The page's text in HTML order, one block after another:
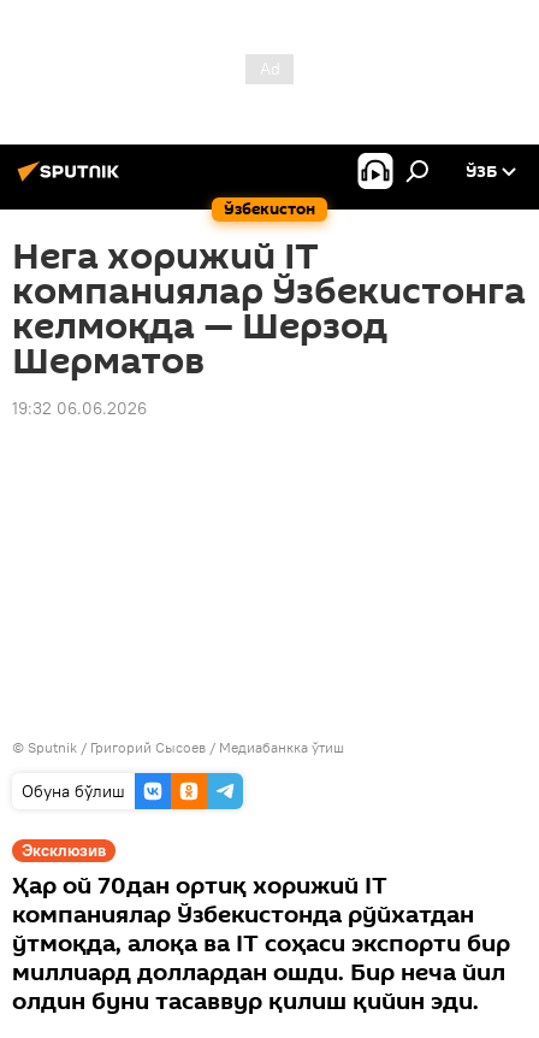
Ўзбекистон
ЎЗБ
Нега хорижий IT
компаниялар Ўзбекистонга
келмоқда — Шерзод
Шерматов
19:32 06.06.2026
© Sputnik / Григорий Сысоев / Медиабанкка ўтиш
Oбуна бўлиш
Эксклюзив
Ҳар ой 70дан ортиқ хорижий IT
компаниялар Ўзбекистонда рўйхатдан
ўтмоқда, алоқа ва IT соҳаси экспорти бир
миллиард доллардан ошди. Бир неча йил
олдин буни тасаввур қилиш қийин эди.